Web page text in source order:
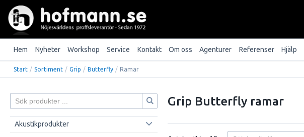
Hem Nyheter Workshop Service Kontakt Om oss Agenturer Referenser Hjälp
Start / Sortiment / Grip / Butterfly / Ramar
Akustikprodukter
Grip Butterfly ramar